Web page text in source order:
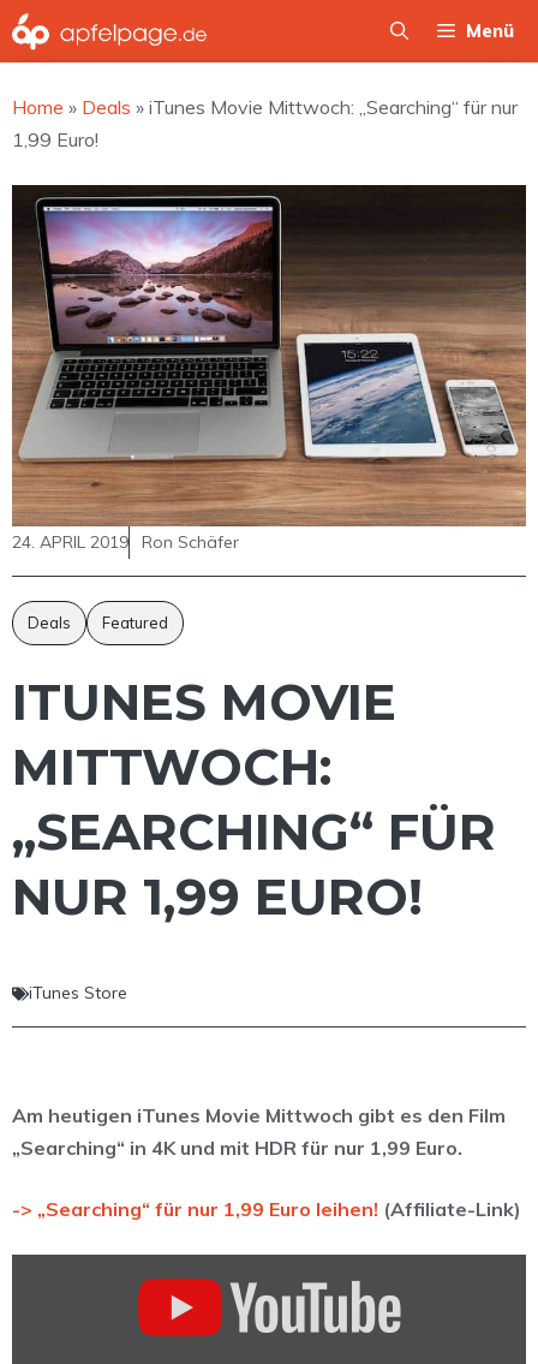
Zum
Inhalt
Menü
Home » Deals » iTunes Movie Mittwoch: „Searching“ für nur
1,99 Euro!
24. APRIL 2019 Ron Schäfer
Deals Featured
ITUNES MOVIE
MITTWOCH:
„SEARCHING“ FÜR
NUR 1,99 EURO!
iTunes Store
Am heutigen iTunes Movie Mittwoch gibt es den Film
„Searching“ in 4K und mit HDR für nur 1,99 Euro.
-> „Searching“ für nur 1,99 Euro leihen! (Affiliate-Link)